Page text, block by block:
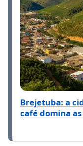
Brejetuba: a
café domina